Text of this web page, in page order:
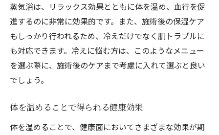
蒸気浴は、リラックス効果とともに体を温め、血行を促
進するのに非常に効果的です。また、施術後の保湿ケア
もしっかり行われるため、冷えだけでなく肌トラブルに
も対応できます。冷えに悩む方は、このようなメニュー
を選ぶ際に、施術後のケアまで考慮に入れて選ぶと良い
でしょう。
体を温めることで得られる健康効果
体を温めることで、健康面においてさまざまな効果が期